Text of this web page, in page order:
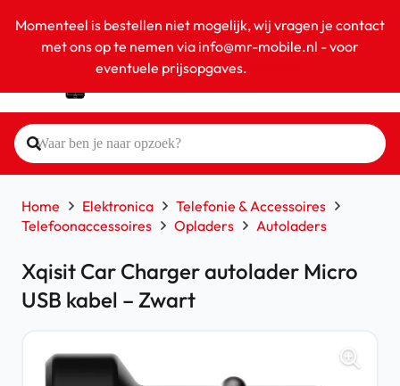
Momenteel is bestellen niet mogelijk, wij vragen je contact
met ons op te nemen via info@mr-mobile.nl - voor
eventuele prijsopgaves.
Home Elektronica
Telefonie & Accessoires
Telefoonaccessoires
Opladers Autoladers
Xqisit Car Charger autolader Micro
USB kabel – Zwart